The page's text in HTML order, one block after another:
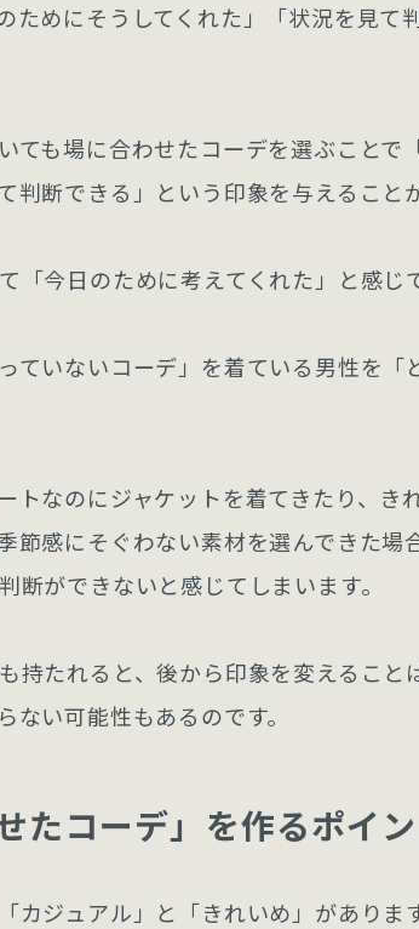
ためにそうしてくれた」「状況を見て
ても場に合わせたコーデを選ぶことで
判断できる」という印象を与えること
「今日のために考えてくれた」と感じ
ていないコーデ」を着ている男性を「
トなのにジャケットを着てきたり、き
節感にそぐわない素材を選んできた場
断ができないと感じてしまいます。
持たれると、後から印象を変えること
ない可能性もあるのです。
たコーデ」を作るポイ
カジュアル」と「きれいめ」がありま